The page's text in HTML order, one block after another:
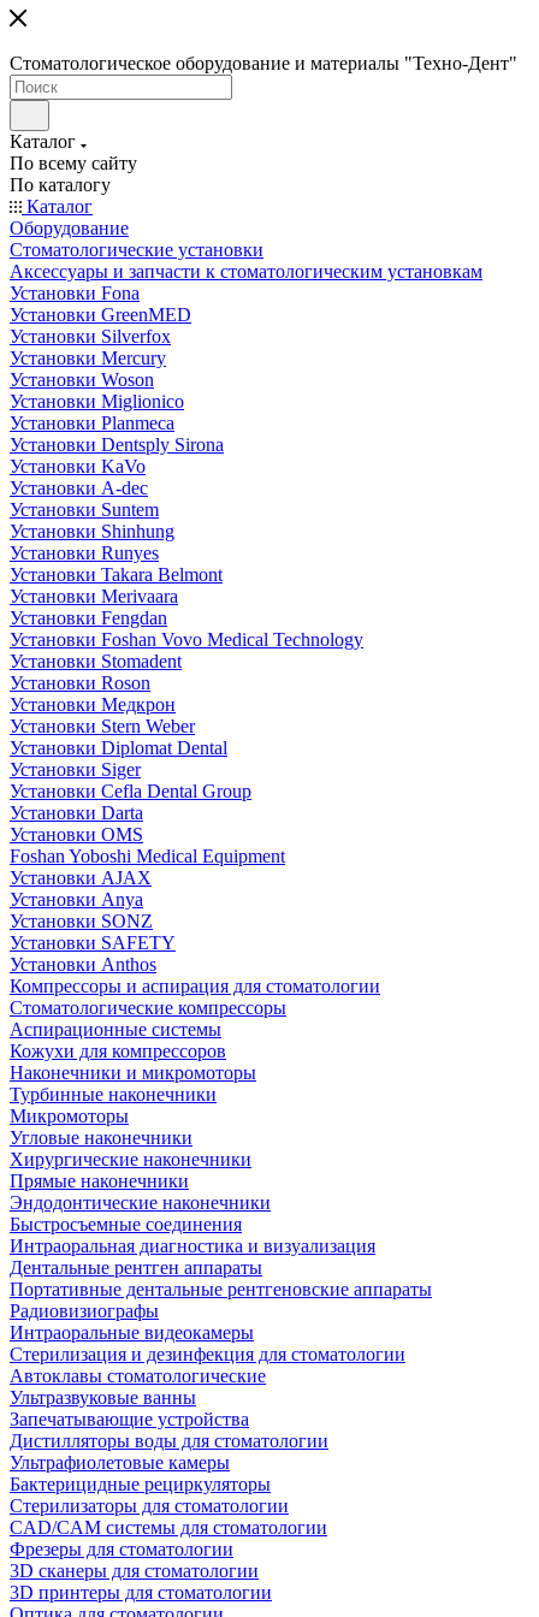
Стоматологическое оборудование и материалы "Техно-Дент"
Каталог
По всему сайту
По каталогу
Каталог
Оборудование
Стоматологические установки
Аксессуары и запчасти к стоматологическим установкам
Установки Fona
Установки GreenMED
Установки Silverfox
Установки Mercury
Установки Woson
Установки Miglionico
Установки Planmeca
Установки Dentsply Sirona
Установки KaVo
Установки A-dec
Установки Suntem
Установки Shinhung
Установки Runyes
Установки Takara Belmont
Установки Merivaara
Установки Fengdan
Установки Foshan Vovo Medical Technology
Установки Stomadent
Установки Roson
Установки Медкрон
Установки Stern Weber
Установки Diplomat Dental
Установки Siger
Установки Cefla Dental Group
Установки Darta
Установки OMS
Foshan Yoboshi Medical Equipment
Установки AJAX
Установки Anya
Установки SONZ
Установки SAFETY
Установки Anthos
Компрессоры и аспирация для стоматологии
Стоматологические компрессоры
Аспирационные системы
Кожухи для компрессоров
Наконечники и микромоторы
Турбинные наконечники
Микромоторы
Угловые наконечники
Хирургические наконечники
Прямые наконечники
Эндодонтические наконечники
Быстросъемные соединения
Интраоральная диагностика и визуализация
Дентальные рентген аппараты
Портативные дентальные рентгеновские аппараты
Радиовизиографы
Интраоральные видеокамеры
Стерилизация и дезинфекция для стоматологии
Автоклавы стоматологические
Ультразвуковые ванны
Запечатывающие устройства
Дистилляторы воды для стоматологии
Ультрафиолетовые камеры
Бактерицидные рециркуляторы
Стерилизаторы для стоматологии
CAD/CAM системы для стоматологии
Фрезеры для стоматологии
3D cканеры для стоматологии
3D принтеры для стоматологии